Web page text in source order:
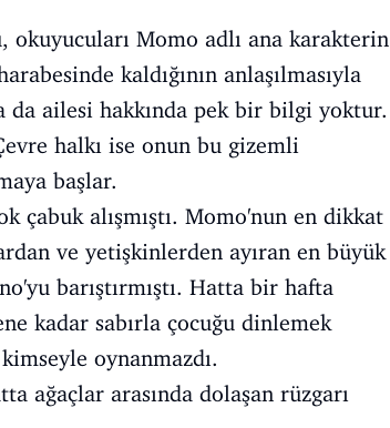
okuyucuları Momo adlı ana karakterin
kaldığının anlaşılmasıyla
ailesi hakkında pek bir bilgi yoktur.
halkı ise onun bu gizemli
başlar.
çabuk alışmıştı. Momo'nun en dikkat
ve yetişkinlerden ayıran en büyük
barıştırmıştı. Hatta bir hafta
kadar sabırla çocuğu dinlemek
oynanmazdı.
ağaçlar arasında dolaşan rüzgarı